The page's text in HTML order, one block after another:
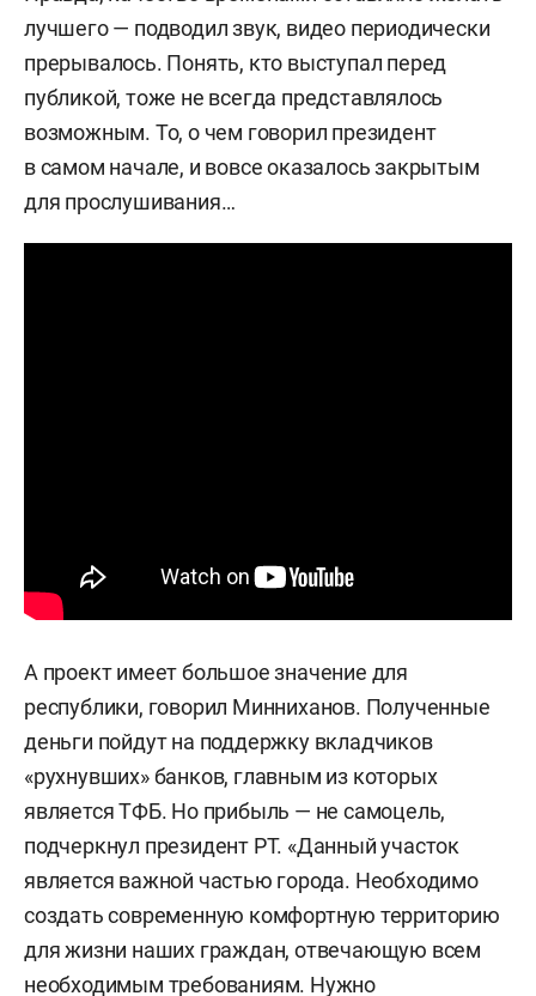
лучшего — подводил звук, видео периодически
прерывалось. Понять, кто выступал перед
публикой, тоже не всегда представлялось
возможным. То, о чем говорил президент
в самом начале, и вовсе оказалось закрытым
для прослушивания…
А проект имеет большое значение для
республики, говорил Минниханов. Полученные
деньги пойдут на поддержку вкладчиков
«рухнувших» банков, главным из которых
является ТФБ. Но прибыль — не самоцель,
подчеркнул президент РТ. «Данный участок
является важной частью города. Необходимо
создать современную комфортную территорию
для жизни наших граждан, отвечающую всем
необходимым требованиям. Нужно